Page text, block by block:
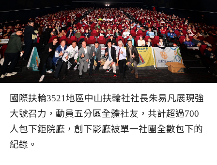
國際扶輪3521地區中山扶輪社社長朱易凡展現強
大號召力，動員五分區全體社友，共計超過700
人包下鉅院廳，創下影廳被單一社團全數包下的
紀錄。